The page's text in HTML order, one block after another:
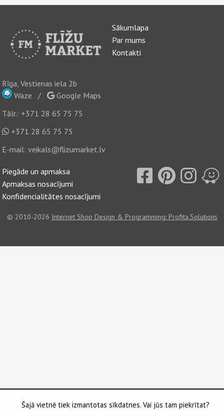
Rīga, Vestienas iela 2b
Waze /
Google Maps
Tālr.: +371 28 65 75 75
+371 28 65 75 75
E-mail:veikals@flizumarket.lv
Sākumlapa
Par mums
Kontakti
Piegāde un apmaksa
Apmaksas nosacījumi
Konfidencialitātes nosacījumi
© 2010-2026 Internet Shop Design & Programming: Profita.Solutions
Šajā vietnē tiek izmantotas sīkdatnes. Vai jūs tam piekrītat?